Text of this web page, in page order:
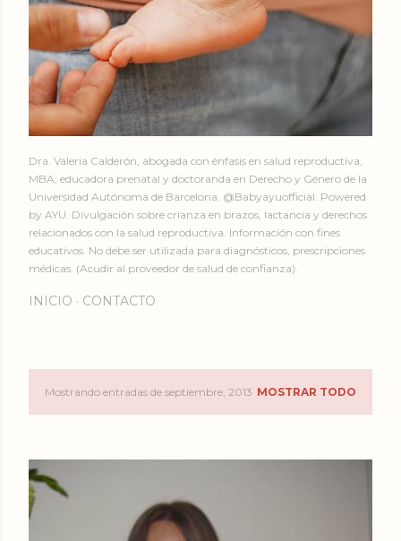
Dra. Valeria Calderón, abogada con énfasis en salud reproductiva;
MBA; educadora prenatal y doctoranda en Derecho y Género de la
Universidad Autónoma de Barcelona. @Babyayuofficial. Powered
by AYU. Divulgación sobre crianza en brazos, lactancia y derechos
relacionados con la salud reproductiva. Información con fines
educativos. No debe ser utilizada para diagnósticos, prescripciones
médicas. (Acudir al proveedor de salud de confianza).
INICIO CONTACTO
E
t
r
Mostrando entradas de septiembre, 2013 MOSTRAR TODO